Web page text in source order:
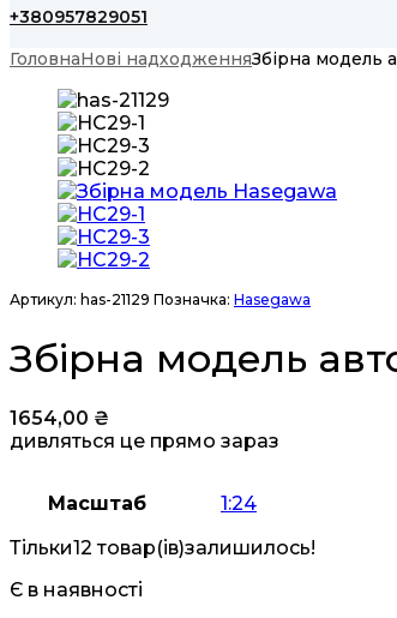
+380957829051
ГоловнаНові надходженняЗбірна модель
Артикул: has-21129 Позначка: Hasegawa
Збірна модель
1654,00 ₴
дивляться це прямо зараз
Масштаб
1:24
Тільки12 товар(ів)залишилось!
Є в наявності